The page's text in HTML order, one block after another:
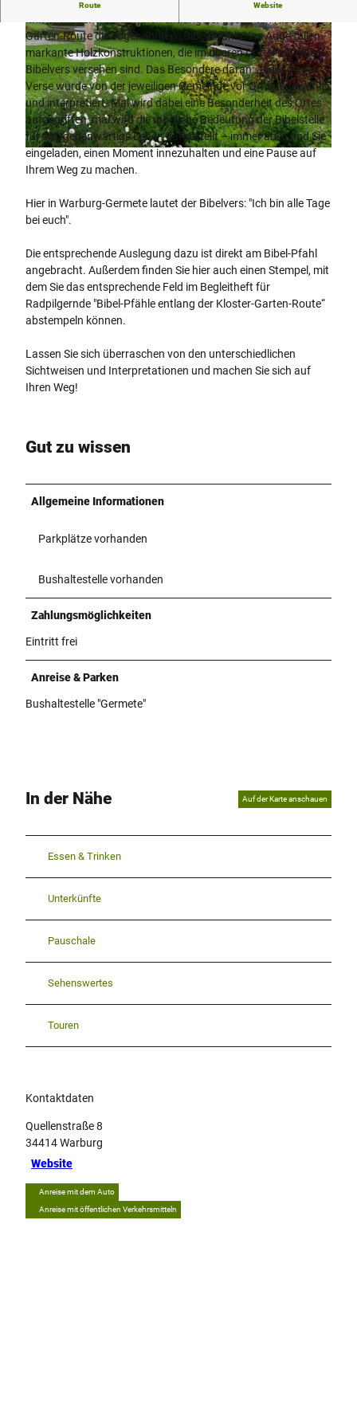
© Katja Krajewski, Kulturland Kreis Höxter, c/o GfW im Kreis Höxter mbH |CC-BY-SA
© Katja Krajewski, Kulturland Kreis Höxter, c/o GfW im Kreis Höxter mbH | CC-BY-SA
Route Website
Garten-Route die sogenannten „Bibel-Pfähle“ ins Auge fallen -
markante Holzkonstruktionen, die im oberen Drittel mit einem
Bibelvers versehen sind. Das Besondere daran: Jeder dieser
Verse wurde von der jeweiligen Gemeinde vor Ort ausgewählt
und interpretiert. Mal wird dabei eine Besonderheit des Ortes
aufgegriffen, mal wird die mögliche Bedeutung der Bibelstelle
für das gegenwärtige Leben dargestellt – immer aber sind Sie
eingeladen, einen Moment innezuhalten und eine Pause auf
Ihrem Weg zu machen.
Hier in Warburg-Germete lautet der Bibelvers: "Ich bin alle Tage
bei euch".
Die entsprechende Auslegung dazu ist direkt am Bibel-Pfahl
angebracht. Außerdem finden Sie hier auch einen Stempel, mit
dem Sie das entsprechende Feld im Begleitheft für
Radpilgernde "Bibel-Pfähle entlang der Kloster-Garten-Route“
abstempeln können.
Lassen Sie sich überraschen von den unterschiedlichen
Sichtweisen und Interpretationen und machen Sie sich auf
Ihren Weg!
Gut zu wissen
Allgemeine Informationen
Parkplätze vorhanden
Bushaltestelle vorhanden
Zahlungsmöglichkeiten
Eintritt frei
Anreise & Parken
Bushaltestelle "Germete"
In der Nähe Auf der Karte anschauen
Essen & Trinken
Unterkünfte
Pauschale
Sehenswertes
Touren
Kontaktdaten
Quellenstraße 8
34414Warburg
Website
Anreise mit dem Auto
Anreise mit öffentlichen Verkehrsmitteln